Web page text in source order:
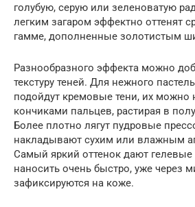
голубую, серую или зеленоватую
легким загаром эффектно оттенят
гамме, дополненные золотистым
Разнообразного эффекта можно
текстуру теней. Для нежного
подойдут кремовые тени, их можно
кончиками пальцев, растирая в
Более плотно лягут пудровые
накладывают сухим или влажным
Самый яркий оттенок дают гелевые
наносить очень быстро, уже через
зафиксируются на коже.